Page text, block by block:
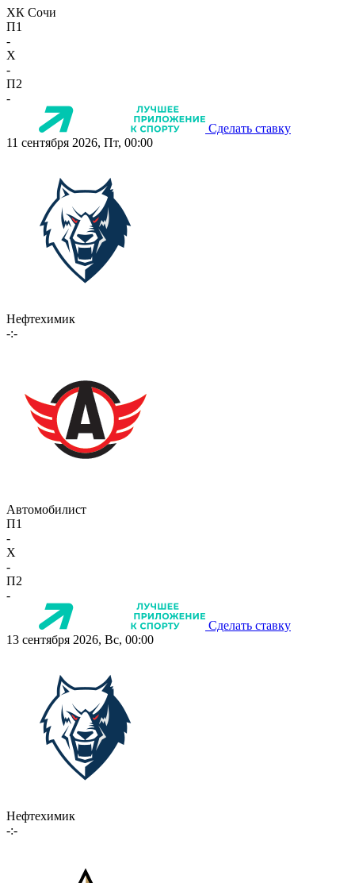
ХК Сочи
П1
-
X
-
П2
-
Сделать ставку
11 сентября 2026, Пт, 00:00
Нефтехимик
-:-
Автомобилист
П1
-
X
-
П2
-
Сделать ставку
13 сентября 2026, Вс, 00:00
Нефтехимик
-:-